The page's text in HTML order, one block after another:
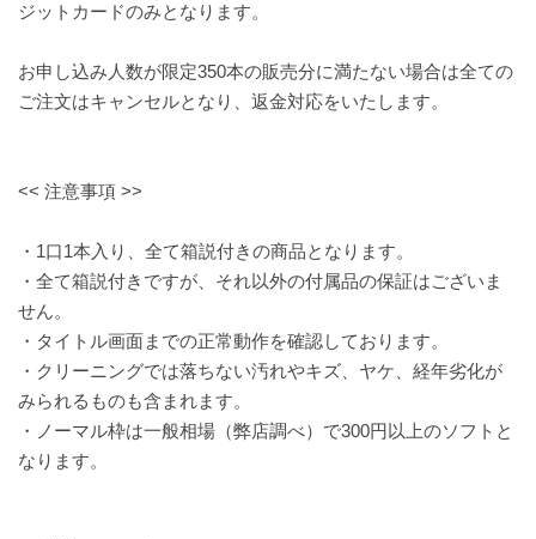
ジットカードのみとなります。
お申し込み人数が限定350本の販売分に満たない場合は全ての
ご注文はキャンセルとなり、返金対応をいたします。
<< 注意事項 >>
・1口1本入り、全て箱説付きの商品となります。
・全て箱説付きですが、それ以外の付属品の保証はございま
せん。
・タイトル画面までの正常動作を確認しております。
・クリーニングでは落ちない汚れやキズ、ヤケ、経年劣化が
みられるものも含まれます。
・ノーマル枠は一般相場（弊店調べ）で300円以上のソフトと
なります。